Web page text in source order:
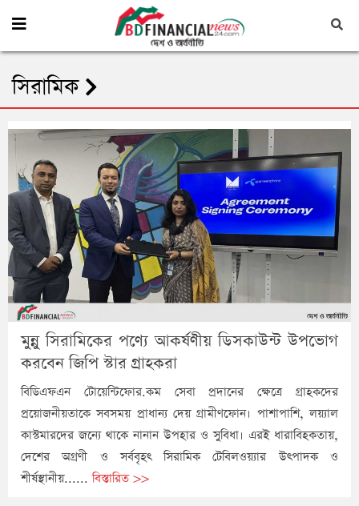
সিরামিক
মুন্নু সিরামিকের পণ্যে আকর্ষণীয় ডিসকাউন্ট উপভোগ
করবেন জিপি স্টার গ্রাহকরা
বিডিএফএন টোয়েন্টিফোর.কম সেবা প্রদানের ক্ষেত্রে গ্রাহকদের
প্রয়োজনীয়তাকে সবসময় প্রাধান্য দেয় গ্রামীণফোন। পাশাপাশি, লয়্যাল
কাস্টমারদের জন্যে থাকে নানান উপহার ও সুবিধা। এরই ধারাবিহকতায়,
দেশের অগ্রণী ও সর্ববৃহৎ সিরামিক টেবিলওয়্যার উৎপাদক ও
শীর্ষস্থানীয়......বিস্তারিত >>